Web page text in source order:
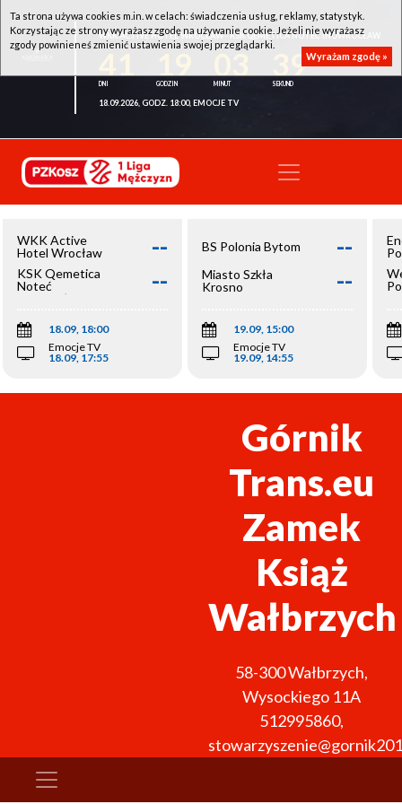
WKK ACTIVE HOTEL WROCŁAW - KSK QEMETICA NOTEĆ INOWROCŁAW
39
18.09.2026, GODZ. 18:00, EMOCJE TV
WKK Active
Hotel Wrocław
--
KSK Qemetica
Noteć
Inowrocław
--
18.09, 18:00
Emocje TV
18.09, 17:55
BS Polonia Bytom --
Miasto Szkła
Krosno
--
19.09, 15:00
Emocje TV
19.09, 14:55
Górnik
Trans.eu
Zamek
Książ
Wałbrzych
58-300Wałbrzych,
Wysockiego 11A
512995860,
Ta strona używa cookies m.in. w celach: świadczenia usług, reklamy, statystyk.
Korzystając ze strony wyrażasz zgodę na używanie cookie. Jeżeli nie wyrażasz
zgody powinieneś zmienić ustawienia swojej przeglądarki.
Wyrażam zgodę »